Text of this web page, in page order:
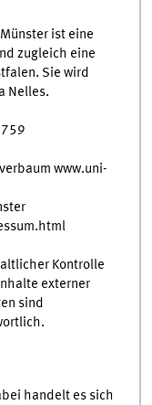
ist eine
zugleich eine
Sie wird
Nelles.
www.uni-
Kontrolle
externer
sind
handelt es sich